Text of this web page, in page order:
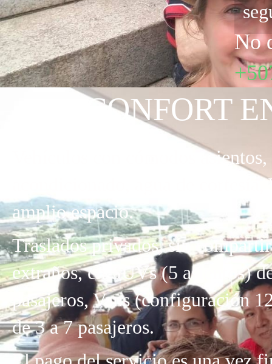
No
CONFORT
Vehículos con cómodos
acondicionado, agua de
amplio espacio.
Traslados privados, sin
extraños, en SUVs (5 asientos)
pasajeros, Vans (configuración
de 3 a 7 pasajeros.